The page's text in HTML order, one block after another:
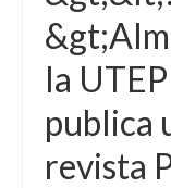
la
publica
revista